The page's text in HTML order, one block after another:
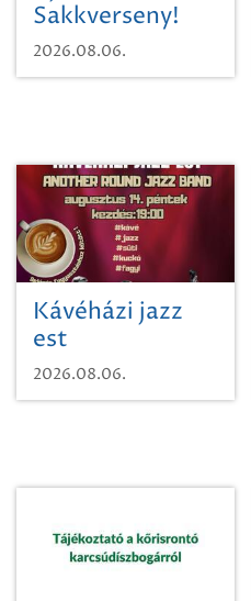
Sakkverseny!
2026.08.06.
Kávéházi jazz
est
2026.08.06.